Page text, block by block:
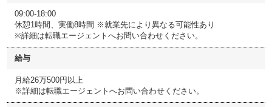
09:00-18:00
休憩1時間、実働8時間 ※就業先により異なる可能性あり
※詳細は転職エージェントへお問い合わせください。
給与
月給26万500円以上
※詳細は転職エージェントへお問い合わせください。